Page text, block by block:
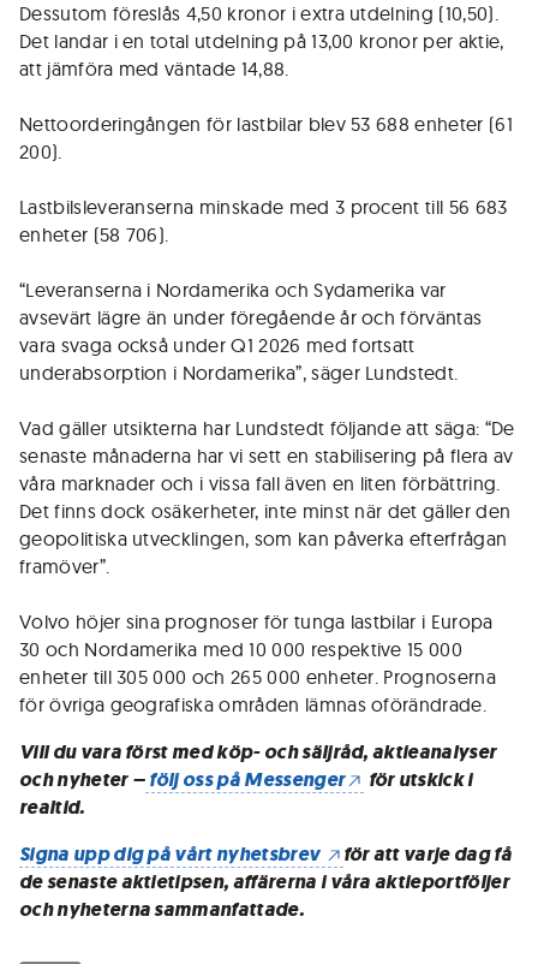
Dessutom föreslås 4,50 kronor i extra utdelning (10,50).
Det landar i en total utdelning på 13,00 kronor per aktie,
att jämföra med väntade 14,88.
Nettoorderingången för lastbilar blev 53 688 enheter (61
200).
Lastbilsleveranserna minskade med 3 procent till 56 683
enheter (58 706).
“Leveranserna i Nordamerika och Sydamerika var
avsevärt lägre än under föregående år och förväntas
vara svaga också under Q1 2026 med fortsatt
underabsorption i Nordamerika”, säger Lundstedt.
Vad gäller utsikterna har Lundstedt följande att säga: “De
senaste månaderna har vi sett en stabilisering på flera av
våra marknader och i vissa fall även en liten förbättring.
Det finns dock osäkerheter, inte minst när det gäller den
geopolitiska utvecklingen, som kan påverka efterfrågan
framöver”.
Volvo höjer sina prognoser för tunga lastbilar i Europa
30 och Nordamerika med 10 000 respektive 15 000
enheter till 305 000 och 265 000 enheter. Prognoserna
för övriga geografiska områden lämnas oförändrade.
Vill du vara först med köp- och säljråd, aktieanalyser
och nyheter –följ oss på Messenger
för utskick i
realtid.
Signa upp dig på vårt nyhetsbrev
för att varje dag få
de senaste aktietipsen, affärerna i våra aktieportföljer
och nyheterna sammanfattade.